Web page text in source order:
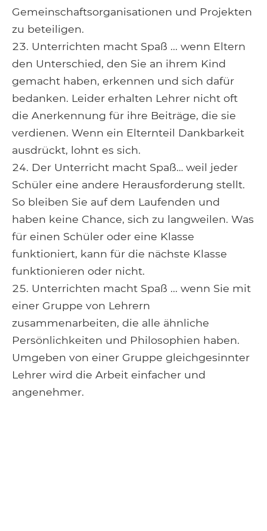
Gemeinschaftsorganisationen und Projekten
zu beteiligen.
Unterrichten macht Spaß ... wenn Eltern
den Unterschied, den Sie an ihrem Kind
gemacht haben, erkennen und sich dafür
bedanken. Leider erhalten Lehrer nicht oft
die Anerkennung für ihre Beiträge, die sie
verdienen. Wenn ein Elternteil Dankbarkeit
ausdrückt, lohnt es sich.
Der Unterricht macht Spaß… weil jeder
Schüler eine andere Herausforderung stellt.
So bleiben Sie auf dem Laufenden und
haben keine Chance, sich zu langweilen. Was
für einen Schüler oder eine Klasse
funktioniert, kann für die nächste Klasse
funktionieren oder nicht.
Unterrichten macht Spaß ... wenn Sie mit
einer Gruppe von Lehrern
zusammenarbeiten, die alle ähnliche
Persönlichkeiten und Philosophien haben.
Umgeben von einer Gruppe gleichgesinnter
Lehrer wird die Arbeit einfacher und
angenehmer.